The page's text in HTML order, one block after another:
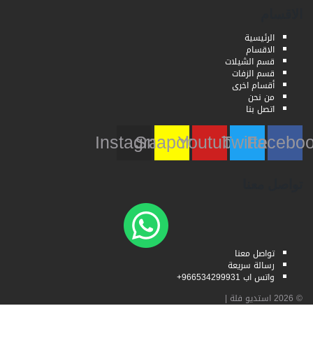
الرئيسية
الاقسام
قسم الشيلات
قسم الزفات
أقسام اخرى
من نحن
اتصل بنا
Twitter
Youtube
Snapchat
Instagram
تواصل معنا
رسالة سريعة
واتس اب 966534299931+
استديو فلة|